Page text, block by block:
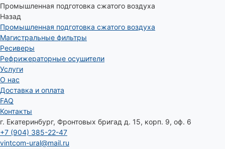
Промышленная подготовка сжатого воздуха
Назад
Промышленная подготовка сжатого воздуха
Магистральные фильтры
Ресиверы
Рефрижераторные осушители
Услуги
О нас
Доставка и оплата
FAQ
Контакты
г. Екатеринбург, Фронтовых бригад д. 15, корп. 9, оф. 6
+7 (904) 385-22-47
vintcom-ural@mail.ru